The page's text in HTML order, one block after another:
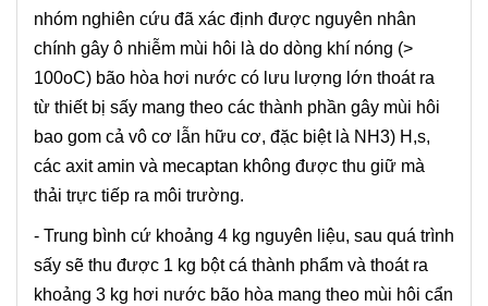
nhóm nghiên cứu đã xác định được nguyên nhân
chính gây ô nhiễm mùi hôi là do dòng khí nóng (>
100oC) bão hòa hơi nước có lưu lượng lớn thoát ra
từ thiết bị sấy mang theo các thành phần gây mùi hôi
bao gom cả vô cơ lẫn hữu cơ, đặc biệt là NH3) H,s,
các axit amin và mecaptan không được thu giữ mà
thải trực tiếp ra môi trường.
- Trung bình cứ khoảng 4 kg nguyên liệu, sau quá trình
sấy sẽ thu được 1 kg bột cá thành phẩm và thoát ra
khoảng 3 kg hơi nước bão hòa mang theo mùi hôi cẩn